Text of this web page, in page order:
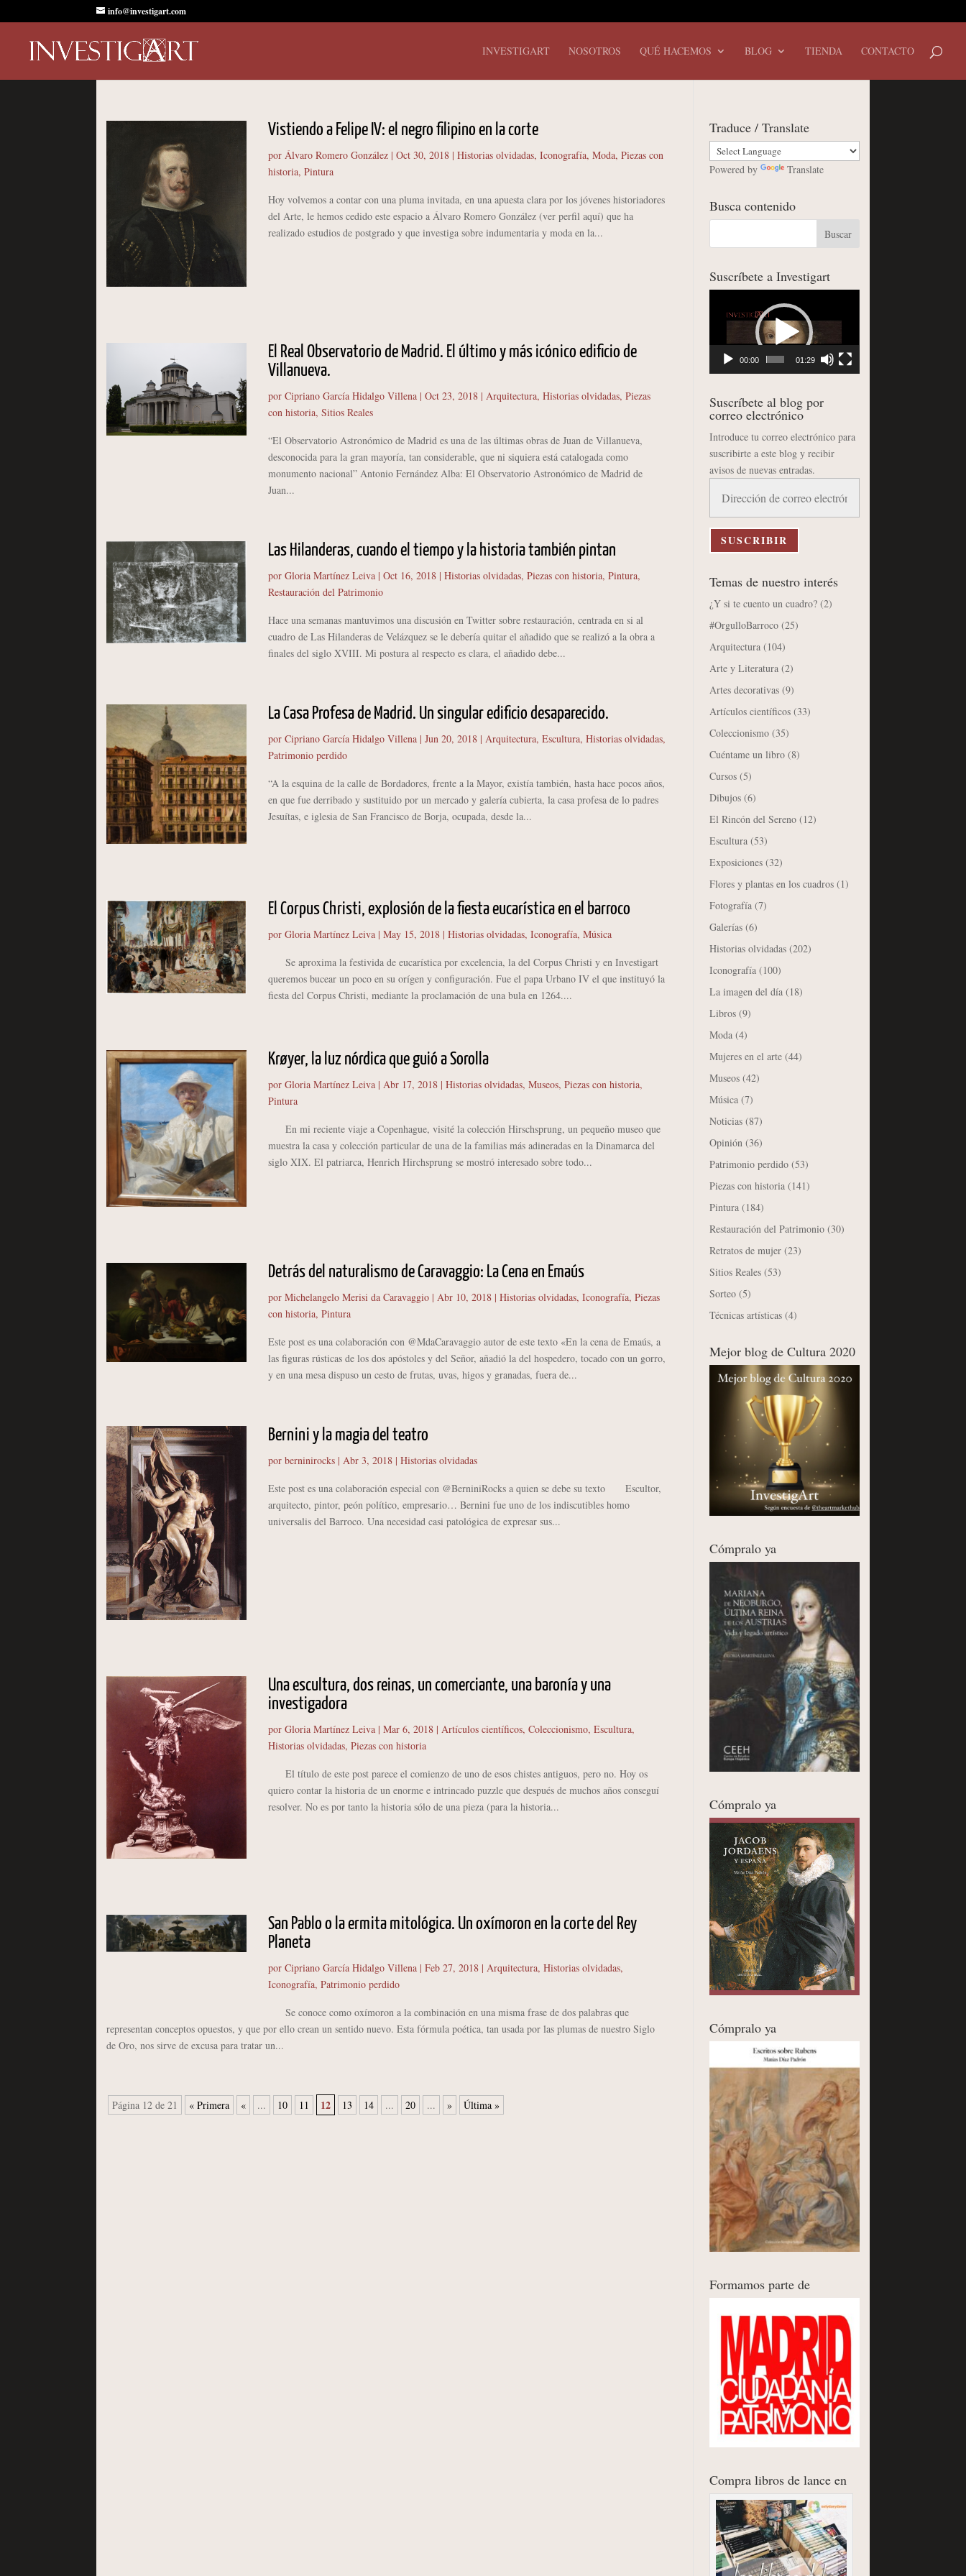
info@investigart.com
INVESTIGART NOSOTROS QUÉ HACEMOS BLOG TIENDA CONTACTO
Vistiendo a Felipe IV: el negro filipino en la corte
por Álvaro Romero González| Oct 30, 2018| Historias olvidadas, Iconografía, Moda, Piezas con
historia, Pintura
Hoy volvemos a contar con una pluma invitada, en una apuesta clara por los jóvenes historiadores
del Arte, le hemos cedido este espacio a Álvaro Romero González (ver perfil aquí) que ha
realizado estudios de postgrado y que investiga sobre indumentaria y moda en la...
El Real Observatorio de Madrid. El último y más icónico edificio de
Villanueva.
por Cipriano García Hidalgo Villena| Oct 23, 2018| Arquitectura, Historias olvidadas, Piezas
con historia, Sitios Reales
“El Observatorio Astronómico de Madrid es una de las últimas obras de Juan de Villanueva,
desconocida para la gran mayoría, tan considerable, que ni siquiera está catalogada como
monumento nacional” Antonio Fernández Alba: El Observatorio Astronómico de Madrid de
Juan...
Las Hilanderas, cuando el tiempo y la historia también pintan
por Gloria Martínez Leiva| Oct 16, 2018| Historias olvidadas, Piezas con historia, Pintura,
Restauración del Patrimonio
Hace una semanas mantuvimos una discusión en Twitter sobre restauración, centrada en si al
cuadro de Las Hilanderas de Velázquez se le debería quitar el añadido que se realizó a la obra a
finales del siglo XVIII. Mi postura al respecto es clara, el añadido debe...
La Casa Profesa de Madrid. Un singular edificio desaparecido.
por Cipriano García Hidalgo Villena| Jun 20, 2018| Arquitectura, Escultura, Historias olvidadas,
Patrimonio perdido
“A la esquina de la calle de Bordadores, frente a la Mayor, existía también, hasta hace pocos años,
en que fue derribado y sustituido por un mercado y galería cubierta, la casa profesa de lo padres
Jesuítas, e iglesia de San Francisco de Borja, ocupada, desde la...
El Corpus Christi, explosión de la fiesta eucarística en el barroco
por Gloria Martínez Leiva| May 15, 2018| Historias olvidadas, Iconografía, Música
Se aproxima la festivida de eucarística por excelencia, la del Corpus Christi y en Investigart
queremos bucear un poco en su orígen y configuración. Fue el papa Urbano IV el que instituyó la
fiesta del Corpus Christi, mediante la proclamación de una bula en 1264....
Krøyer, la luz nórdica que guió a Sorolla
por Gloria Martínez Leiva| Abr 17, 2018| Historias olvidadas, Museos, Piezas con historia,
Pintura
En mi reciente viaje a Copenhague, visité la colección Hirschsprung, un pequeño museo que
muestra la casa y colección particular de una de la familias más adineradas en la Dinamarca del
siglo XIX. El patriarca, Henrich Hirchsprung se mostró interesado sobre todo...
Detrás del naturalismo de Caravaggio: La Cena en Emaús
por Michelangelo Merisi da Caravaggio| Abr 10, 2018| Historias olvidadas, Iconografía, Piezas
con historia, Pintura
Este post es una colaboración con @MdaCaravaggio autor de este texto «En la cena de Emaús, a
las figuras rústicas de los dos apóstoles y del Señor, añadió la del hospedero, tocado con un gorro,
y en una mesa dispuso un cesto de frutas, uvas, higos y granadas, fuera de...
Bernini y la magia del teatro
por berninirocks| Abr 3, 2018| Historias olvidadas
Este post es una colaboración especial con @BerniniRocks a quien se debe su texto Escultor,
arquitecto, pintor, peón político, empresario… Bernini fue uno de los indiscutibles homo
universalis del Barroco. Una necesidad casi patológica de expresar sus...
Una escultura, dos reinas, un comerciante, una baronía y una
investigadora
por Gloria Martínez Leiva| Mar 6, 2018| Artículos científicos, Coleccionismo, Escultura,
Historias olvidadas, Piezas con historia
El título de este post parece el comienzo de uno de esos chistes antiguos, pero no. Hoy os
quiero contar la historia de un enorme e intrincado puzzle que después de muchos años conseguí
resolver. No es por tanto la historia sólo de una pieza (para la historia...
San Pablo o la ermita mitológica. Un oxímoron en la corte del Rey
Planeta
por Cipriano García Hidalgo Villena| Feb 27, 2018| Arquitectura, Historias olvidadas,
Iconografía, Patrimonio perdido
Se conoce como oxímoron a la combinación en una misma frase de dos palabras que
representan conceptos opuestos, y que por ello crean un sentido nuevo. Esta fórmula poética, tan usada por las plumas de nuestro Siglo
de Oro, nos sirve de excusa para tratar un...
Página 12 de 21 « Primera « ... 10 11 12 13 14 ... 20 ... » Última »
Traduce / Translate
Powered by Translate
Busca contenido
Suscríbete a Investigart
00:00 01:29
Suscríbete al blog por
correo electrónico
Introduce tu correo electrónico para
suscribirte a este blog y recibir
avisos de nuevas entradas.
correo
electrónico
SUSCRIBIR
Temas de nuestro interés
¿Y si te cuento un cuadro? (2)
#OrgulloBarroco (25)
Arquitectura (104)
Arte y Literatura (2)
Artes decorativas (9)
Artículos científicos (33)
Coleccionismo (35)
Cuéntame un libro (8)
Cursos (5)
Dibujos (6)
El Rincón del Sereno (12)
Escultura (53)
Exposiciones (32)
Flores y plantas en los cuadros (1)
Fotografía (7)
Galerías (6)
Historias olvidadas (202)
Iconografía (100)
La imagen del día (18)
Libros (9)
Moda (4)
Mujeres en el arte (44)
Museos (42)
Música (7)
Noticias (87)
Opinión (36)
Patrimonio perdido (53)
Piezas con historia (141)
Pintura (184)
Restauración del Patrimonio (30)
Retratos de mujer (23)
Sitios Reales (53)
Sorteo (5)
Técnicas artísticas (4)
Mejor blog de Cultura 2020
Cómpralo ya
Cómpralo ya
Cómpralo ya
Formamos parte de
Compra libros de lance en